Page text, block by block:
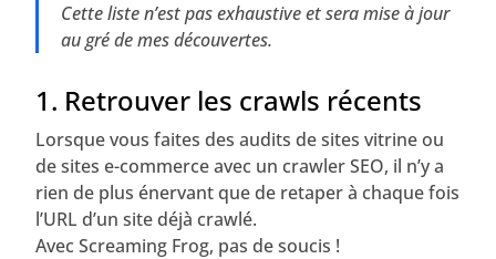
Cette liste n’est pas exhaustive et sera mise à jour
au gré de mes découvertes.
1. Retrouver les crawls récents
Lorsque vous faites des audits de sites vitrine ou
de sites e-commerce avec un crawler SEO, il n’y a
rien de plus énervant que de retaper à chaque fois
l’URL d’un site déjà crawlé.
Avec Screaming Frog, pas de soucis !